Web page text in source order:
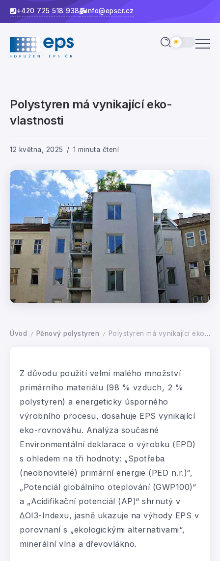
+420 725 518 938 info@epscr.cz
Polystyren má vynikající eko-
vlastnosti
12 května, 2025 1 minuta čtení
Úvod / Pěnový polystyren / Polystyren má vynikající eko-vlastnosti
Z důvodu použití velmi malého množství
primárního materiálu (98 % vzduch, 2 %
polystyren) a energeticky úsporného
výrobního procesu, dosahuje EPS vynikající
eko-rovnováhu. Analýza současné
Environmentální deklarace o výrobku (EPD)
s ohledem na tři hodnoty: „Spotřeba
(neobnovitelé) primární energie (PED n.r.)“,
„Potenciál globálního oteplování (GWP100)“
a „Acidifikační potenciál (AP)“ shrnutý v
∆OI3-Indexu, jasně ukazuje na výhody EPS v
porovnaní s „ekologickými alternativami“,
minerální vlna a dřevovlákno.